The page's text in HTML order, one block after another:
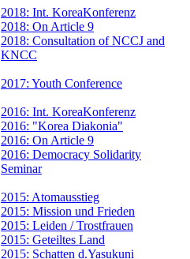
2018: Int. KoreaKonferenz
2018: On Article 9
2018: Consultation of NCCJ and
KNCC
2017: Youth Conference
2016: Int. KoreaKonferenz
2016: "Korea Diakonia"
2016: On Article 9
2016: Democracy Solidarity
Seminar
2015: Atomausstieg
2015: Mission und Frieden
2015: Leiden / Trostfrauen
2015: Geteiltes Land
2015: Schatten d.Yasukuni